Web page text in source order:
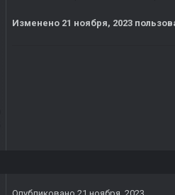
Изменено 21 ноября, 2023